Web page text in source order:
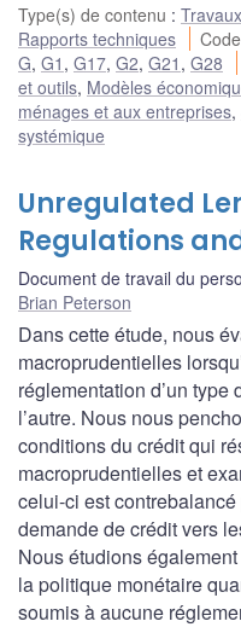
Type(s) de contenu :
Rapports techniques
G, G1 , G17, G2, G21 , G28
et outils, Modèles
ménages et aux entreprises,
systémique
Unregulated
Regulations
Document de travail du
Brian Peterson
Dans cette étude, nous
macroprudentielles
réglementation d’un
l’autre. Nous nous
conditions du crédit qui
macroprudentielles et
celui-ci est
demande de crédit vers
Nous étudions
la politique monétaire
soumis à aucune